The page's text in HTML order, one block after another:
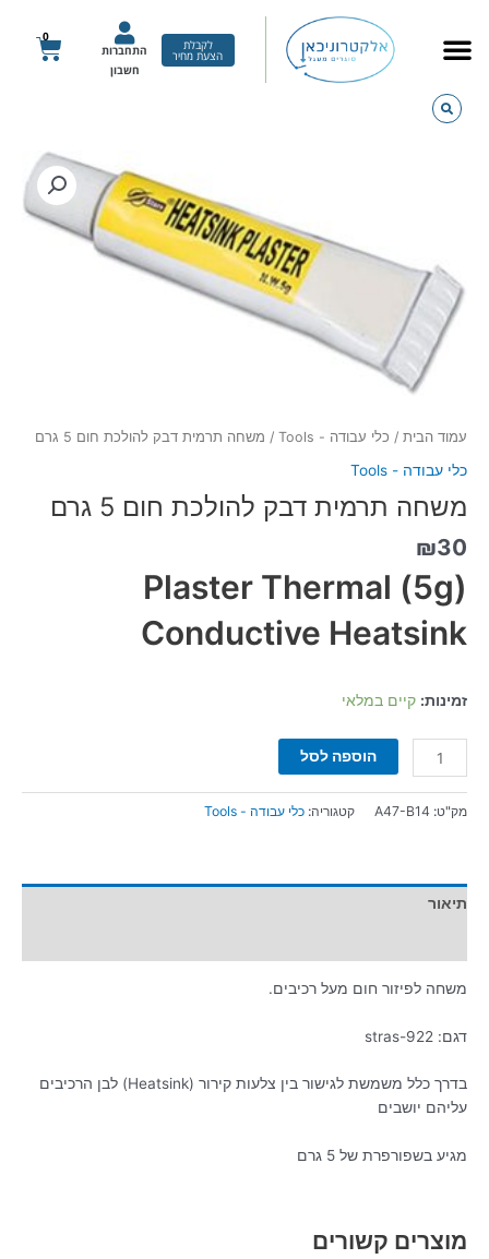
לקבלת
הצעת מחיר
התחברות
חשבון
0
עגלת
עמוד הבית / כלי עבודה - Tools / משחה תרמית דבק להולכת חום 5 גרם
כלי עבודה - Tools
משחה תרמית דבק להולכת חום 5 גרם
₪30
(5g)
Plaster Thermal
Conductive Heatsink
זמינות: קיים במלאי
להולכת
חום
הוספה לסל
מק"ט: A47-B14 קטגוריה: כלי עבודה - Tools
תיאור
משחה לפיזור חום מעל רכיבים.
דגם: stras-922
בדרך כלל משמשת לגישור בין צלעות קירור (Heatsink) לבן הרכיבים
עליהם יושבים
מגיע בשפורפרת של 5 גרם
מוצרים קשורים